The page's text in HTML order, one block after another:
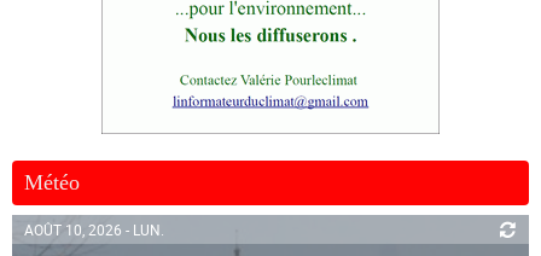
Météo
AOÛT 10, 2026 - LUN.